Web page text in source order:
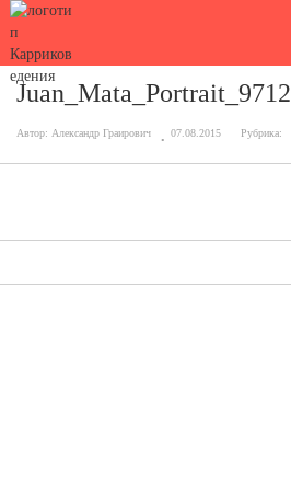
Juan_Mata_Portrait_9712
Автор: Александр Граирович 07.08.2015 Рубрика: